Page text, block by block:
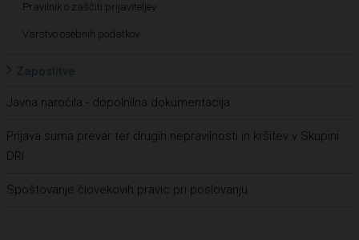
Pravilnik o zaščiti prijaviteljev
Varstvo osebnih podatkov
Zaposlitve
Javna naročila - dopolnilna dokumentacija
Prijava suma prevar ter drugih nepravilnosti in kršitev v Skupini
DRI
Spoštovanje človekovih pravic pri poslovanju